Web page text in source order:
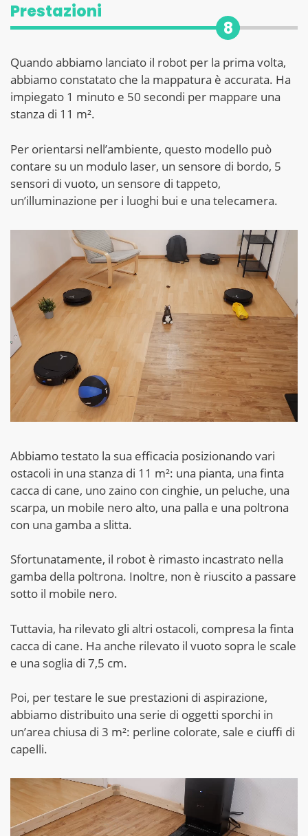
Prestazioni
8
Quando abbiamo lanciato il robot per la prima volta,
abbiamo constatato che la mappatura è accurata. Ha
impiegato 1 minuto e 50 secondi per mappare una
stanza di 11 m².
Per orientarsi nell’ambiente, questo modello può
contare su un modulo laser, un sensore di bordo, 5
sensori di vuoto, un sensore di tappeto,
un’illuminazione per i luoghi bui e una telecamera.
Abbiamo testato la sua efficacia posizionando vari
ostacoli in una stanza di 11 m²: una pianta, una finta
cacca di cane, uno zaino con cinghie, un peluche, una
scarpa, un mobile nero alto, una palla e una poltrona
con una gamba a slitta.
Sfortunatamente, il robot è rimasto incastrato nella
gamba della poltrona. Inoltre, non è riuscito a passare
sotto il mobile nero.
Tuttavia, ha rilevato gli altri ostacoli, compresa la finta
cacca di cane. Ha anche rilevato il vuoto sopra le scale
e una soglia di 7,5 cm.
Poi, per testare le sue prestazioni di aspirazione,
abbiamo distribuito una serie di oggetti sporchi in
un’area chiusa di 3 m²: perline colorate, sale e ciuffi di
capelli.